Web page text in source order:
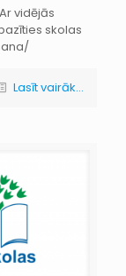
vidējās
skolas
Lasīt vairāk...